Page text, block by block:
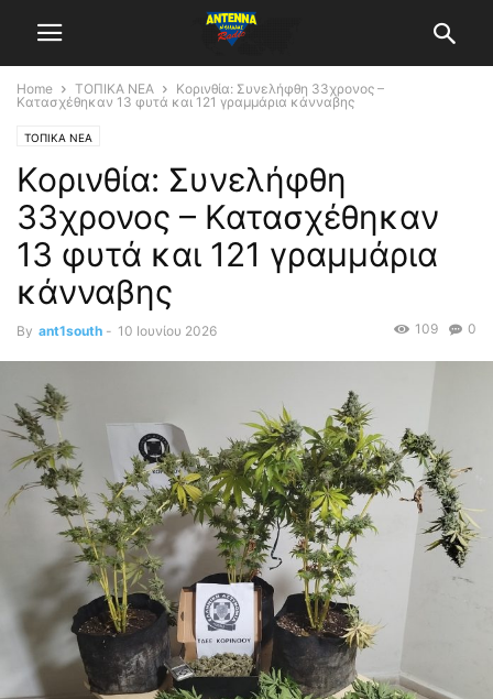
Home ΤΟΠΙΚΑ ΝΕΑ
Κορινθία: Συνελήφθη 33χρονος –
Κατασχέθηκαν 13 φυτά και 121 γραμμάρια κάνναβης
ΤΟΠΙΚΑ ΝΕΑ
Κορινθία: Συνελήφθη
33χρονος – Κατασχέθηκαν
13 φυτά και 121 γραμμάρια
κάνναβης
By ant1south - 10 Ιουνίου 2026 0
109